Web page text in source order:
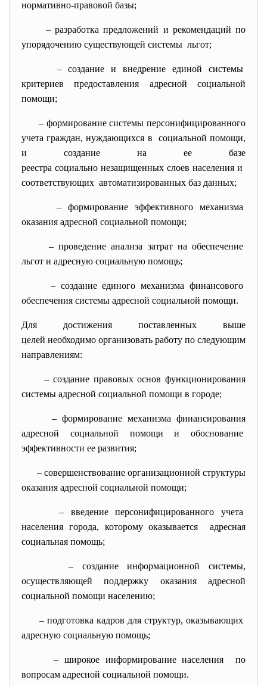
нормативно-правовой базы;
– разработка предложений и рекомендаций по
упорядочению существующей системы льгот;
– создание и внедрение единой системы
критериев предоставления адресной социальной
помощи;
– формирование системы персонифицированного
учета граждан, нуждающихся в социальной помощи,
и создание на ее базе
реестра социально незащищенных слоев населения и
соответствующих автоматизированных баз данных;
– формирование эффективного механизма
оказания адресной социальной помощи;
– проведение анализа затрат на обеспечение
льгот и адресную социальную помощь;
– создание единого механизма финансового
обеспечения системы адресной социальной помощи.
Для достижения поставленных выше
целей необходимо организовать работу по следующим
направлениям:
– создание правовых основ функционирования
системы адресной социальной помощи в городе;
– формирование механизма финансирования
адресной социальной помощи и обоснование
эффективности ее развития;
– совершенствование организационной структуры
оказания адресной социальной помощи;
– введение персонифицированного учета
населения города, которому оказывается адресная
социальная помощь;
– создание информационной системы,
осуществляющей поддержку оказания адресной
социальной помощи населению;
– подготовка кадров для структур, оказывающих
адресную социальную помощь;
– широкое информирование населения по
вопросам адресной социальной помощи.